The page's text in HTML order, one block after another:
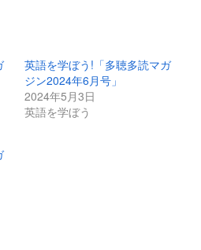
英語を学ぼう!「多聴多読マガ
ジン2024年6月号」
2024年5月3日
英語を学ぼう